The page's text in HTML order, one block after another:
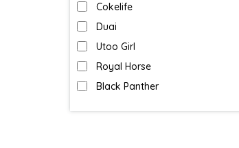
Cokelife
Duai
Utoo Girl
Royal Horse
Black Panther